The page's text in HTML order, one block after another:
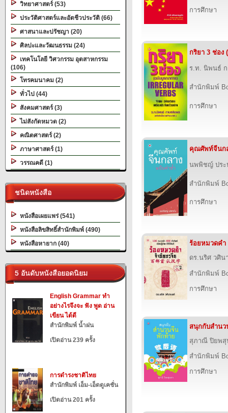
วิทยาศาสตร์ (53)
ประวัติศาสตร์และอัตชีวประวัติ (66)
ศาสนาและปรัชญา (20)
ศิลปะและวัฒนธรรม (24)
เทคโนโลยี วิศวกรรม อุตสาหกรรม
(106)
โทรคมนาคม (2)
ทั่วไป (44)
สังคมศาสตร์ (3)
ไม่สังกัดหมวด (2)
คณิตศาสตร์ (2)
ภาษาศาสตร์ (1)
วรรณคดี (1)
ชนิดหนังสือ
หนังสือเผยแพร่ (541)
หนังสือลิขสิทธิ์สำนักพิมพ์ (490)
หนังสือหายาก (40)
5 อันดับหนังสือยอดนิยม
English Grammar ทำ
อย่างไรจึงจะ ฟัง พูด อ่าน
เขียน ได้ดี
สำนักพิมพ์ น้ำฝน
เปิดอ่าน 239 ครั้ง
การดำรงชาติไทย
สำนักพิมพ์ เอ็ม-เอ็ดดูเคชั่น
เปิดอ่าน 201 ครั้ง
การศึกษา
กริยา 3 ช่อง
ร.ท. นิพนธ์
สำนักพิมพ์
การศึกษา
คุณศัพท์จีนก
นพพิชญ์ ประ
สำนักพิมพ์
การศึกษา
ร้อยหมวดคำ
ดร.นริศ วศิน
สำนักพิมพ์
การศึกษา
สนุกกับสำน
สุภาณี ปิยพสุ
สำนักพิมพ์
การศึกษา